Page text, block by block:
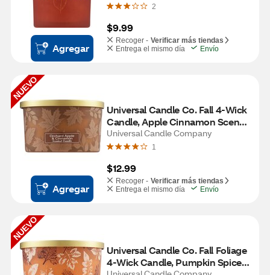
Agregar
2
$9.99
Recoger - Verificar más tiendas
Entrega el mismo día
Envío
NUEVO
Agregar
Universal Candle Co. Fall 4-Wick
Candle, Apple Cinnamon Scent,
14 oz
Universal Candle Company
1
$12.99
Recoger - Verificar más tiendas
Entrega el mismo día
Envío
NUEVO
Universal Candle Co. Fall Foliage
4-Wick Candle, Pumpkin Spice